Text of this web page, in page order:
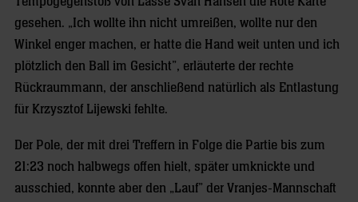
gesehen. „Ich wollte ihn nicht umreißen, wollte nur den
Winkel enger machen, er hatte die Hand weit unten und ich
plötzlich den Ball im Gesicht”, erläuterte der rechte
Rückraummann, der anschließend natürlich als Entlastung
für Krzysztof Lijewski fehlte.
Der Pole, der mit drei Treffern in Folge die Partie bis zum
21:23 noch halbwegs offen hielt, später umknickte und
ausschied, konnte aber den „Lauf” der Vranjes-Mannschaft